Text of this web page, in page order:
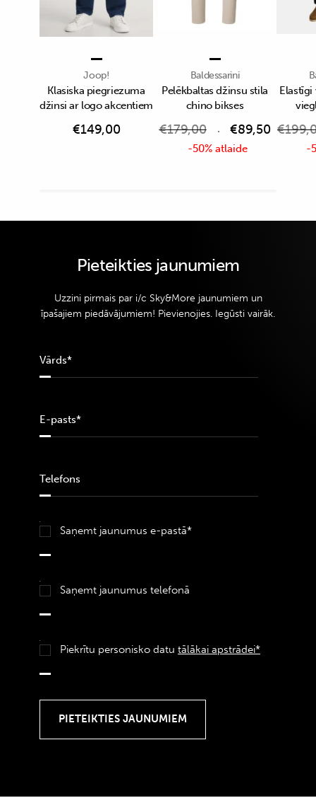
Joop!
Klasiska piegriezuma
džinsi ar logo akcentiem
€149,00
Baldessarini
Pelēkbaltas džinsu stila
chino bikses
€179,00 €89,50
-50% atlaide
Elastīgi
€
-
Pieteikties jaunumiem
Uzzini pirmais par i/c Sky&More jaunumiem un
īpašajiem piedāvājumiem! Pievienojies. Iegūsti vairāk.
Saņemt jaunumus e-pastā*
Saņemt jaunumus telefonā
Piekrītu personisko datu tālākai apstrādei*